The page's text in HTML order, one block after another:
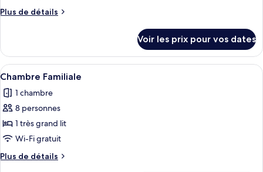
chambre :
(King/Twin)
Plus de détails
Plus
le
type
de
Chambre
Deluxe
Voir les prix pour vos dates
Afficher
toutes
les
photos
pour
ce
type
de
Une chambre d’hôtel spacieuse,
7
Chambre Familiale
1 chambre
8 personnes
1 très grand lit
Wi-Fi gratuit
Plus de détails
Plus